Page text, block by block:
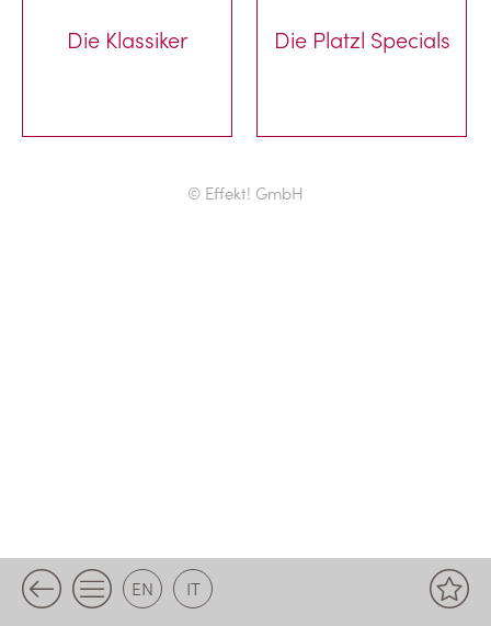
Die Klassiker Die Platzl Specials
© Effekt! GmbH
EN IT